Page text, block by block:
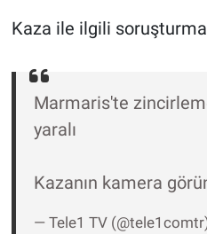
Kaza ile ilgili soruşturma
Marmaris'te
yaralı
Kazanın kamera
— Tele1 TV
Koronavirüs
Kültür Sanat
Ne demişti
Nedir